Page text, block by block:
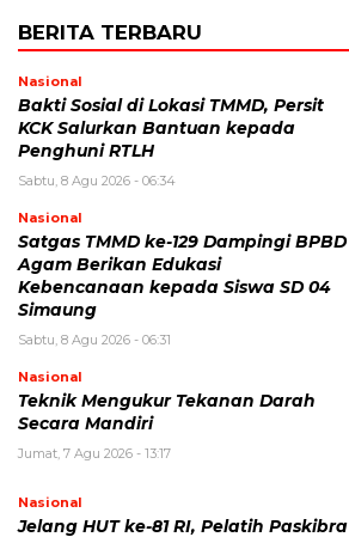
BERITA TERBARU
Nasional
Bakti Sosial di Lokasi TMMD, Persit
KCK Salurkan Bantuan kepada
Penghuni RTLH
Sabtu, 8 Agu 2026 - 06:34
Nasional
Satgas TMMD ke-129 Dampingi BPBD
Agam Berikan Edukasi
Kebencanaan kepada Siswa SD 04
Simaung
Sabtu, 8 Agu 2026 - 06:31
Nasional
Teknik Mengukur Tekanan Darah
Secara Mandiri
Jumat, 7 Agu 2026 - 13:17
Nasional
Jelang HUT ke-81 RI, Pelatih Paskibra